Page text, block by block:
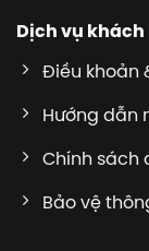
Dịch vụ khách
Điều khoản
Hướng dẫn
Chính sách
Bảo vệ